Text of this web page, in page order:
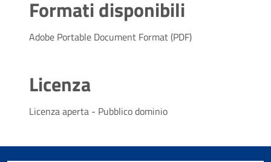
Formati disponibili
Adobe Portable Document Format (PDF)
Licenza
Licenza aperta - Pubblico dominio